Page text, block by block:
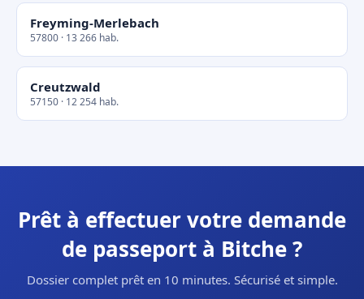
Freyming-Merlebach
57800 · 13 266 hab.
Creutzwald
57150 · 12 254 hab.
Prêt à effectuer votre demande
de passeport à Bitche ?
Dossier complet prêt en 10 minutes. Sécurisé et simple.